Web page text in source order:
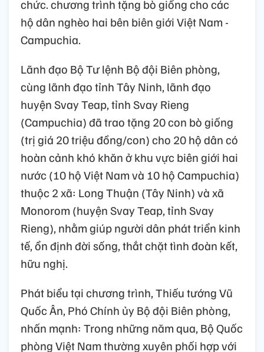
chức. chương trình tặng bò giống cho các
hộ dân nghèo hai bên biên giới Việt Nam -
Campuchia.
Lãnh đạo Bộ Tư lệnh Bộ đội Biên phòng,
cùng lãnh đạo tỉnh Tây Ninh, lãnh đạo
huyện Svay Teap, tỉnh Svay Rieng
(Campuchia) đã trao tặng 20 con bò giống
(trị giá 20 triệu đồng/con) cho 20 hộ dân có
hoàn cảnh khó khăn ở khu vực biên giới hai
nước (10 hộ Việt Nam và 10 hộ Campuchia)
thuộc 2 xã: Long Thuận (Tây Ninh) và xã
Monorom (huyện Svay Teap, tỉnh Svay
Rieng), nhằm giúp người dân phát triển kinh
tế, ổn định đời sống, thắt chặt tình đoàn kết,
hữu nghị.
Phát biểu tại chương trình, Thiếu tướng Vũ
Quốc Ân, Phó Chính ủy Bộ đội Biên phòng,
nhấn mạnh: Trong những năm qua, Bộ Quốc
phòng Việt Nam thường xuyên phối hợp với